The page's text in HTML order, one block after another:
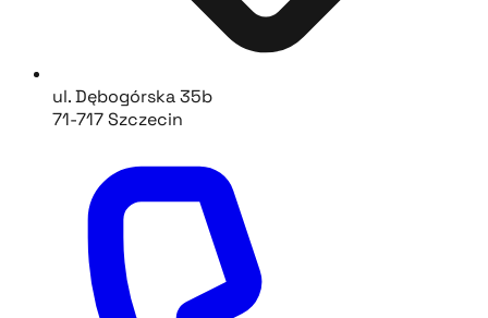
ul. Dębogórska 35b
71-717 Szczecin